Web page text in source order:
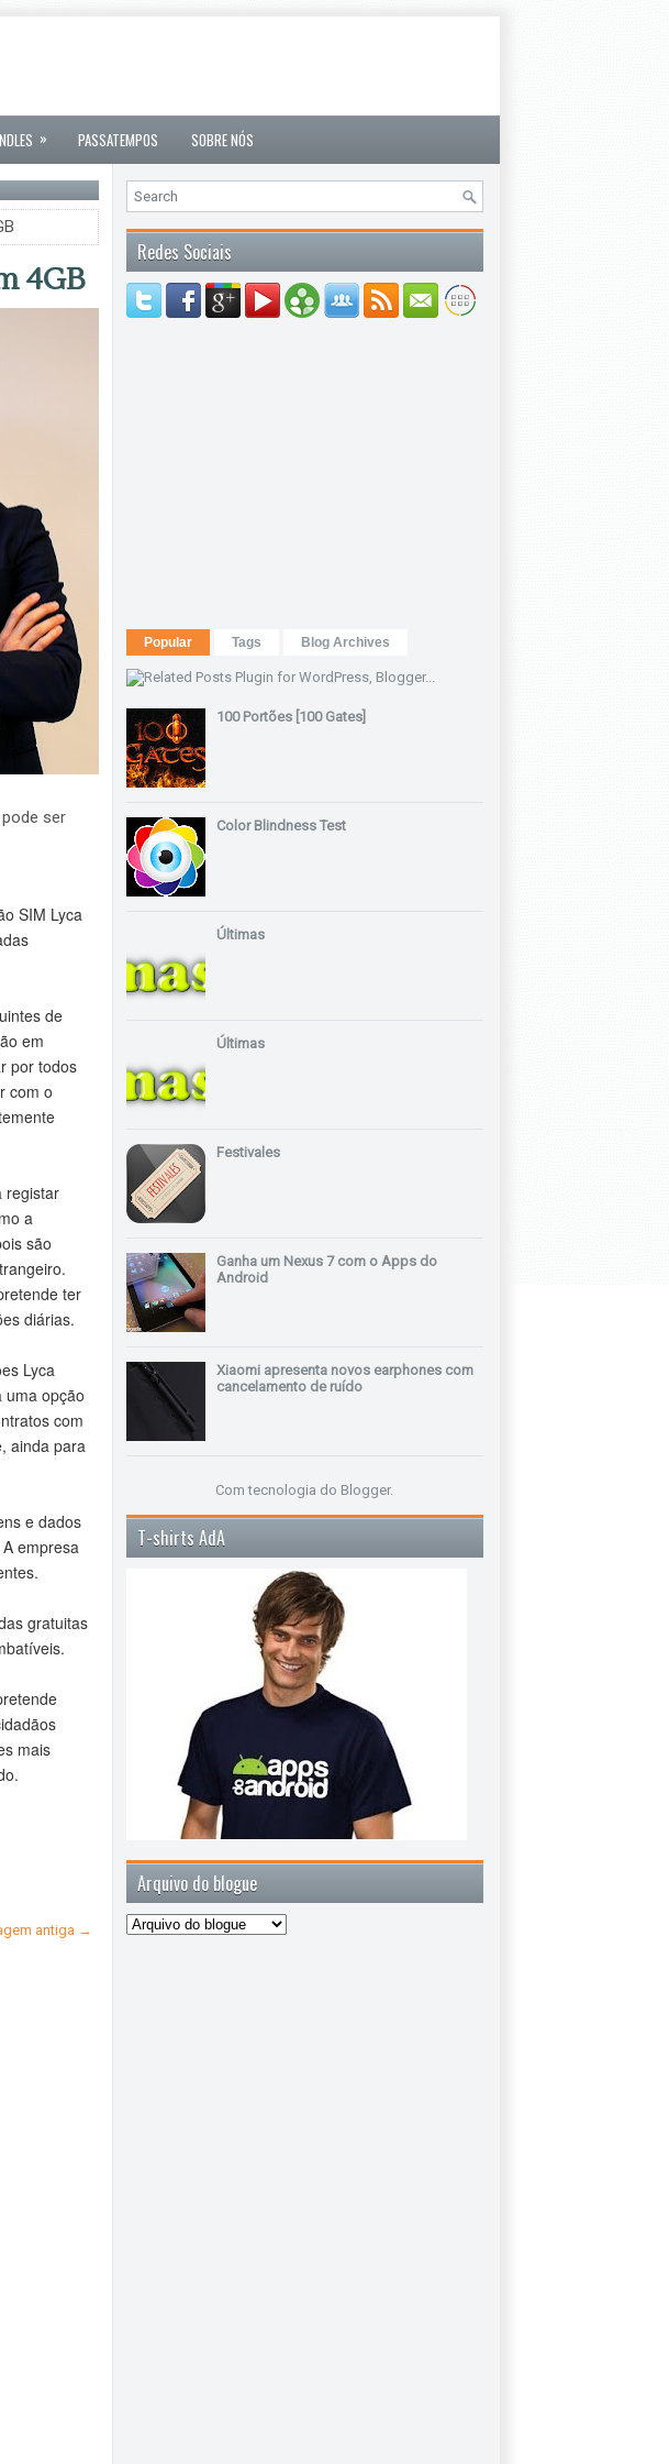
» PASSATEMPOS SOBRE NÓS
4GB
ser
SIM Lyca
de
em
por todos
com o
registar
a
são
ter
diárias.
Lyca
uma opção
com
ainda para
e dados
empresa
gratuitas
mais
antiga →
Redes Sociais
Popular Tags Blog Archives
100 Portões [100 Gates]
Color Blindness Test
Últimas
Últimas
Festivales
Ganha um Nexus 7 com o Apps do
Android
Xiaomi apresenta novos earphones com
cancelamento de ruído
Com tecnologia do Blogger.
T-shirts AdA
Arquivo do blogue